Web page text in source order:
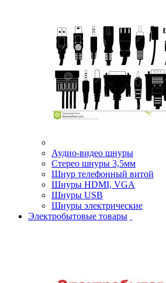
Аудио-видео шнуры
Стерео шнуры 3,5мм
Шнур телефонный витой
Шнуры HDMI, VGA
Шнуры USB
Шнуры электрические
Электробытовые товары